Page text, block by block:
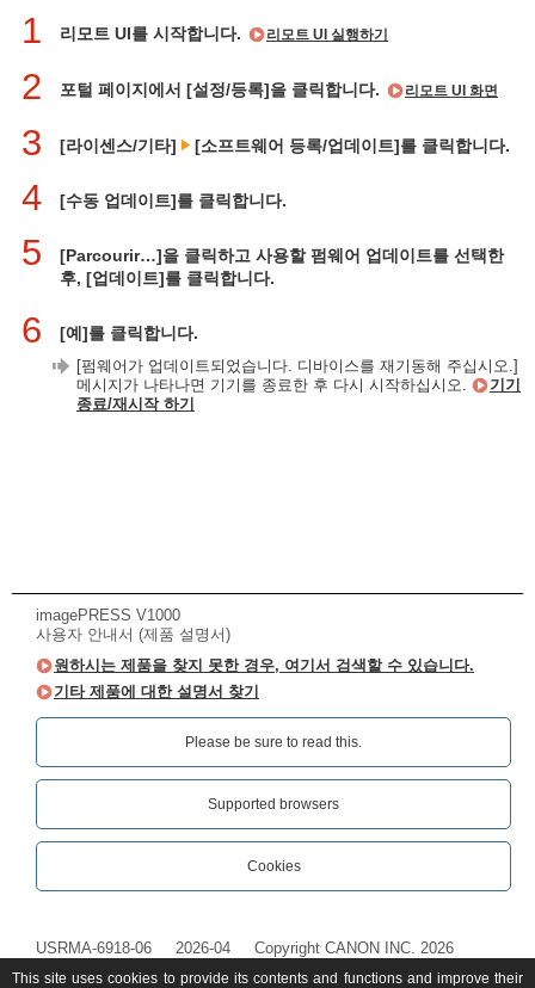
1 리모트 UI를 시작합니다. 리모트 UI 실행하기
2 포털 페이지에서 [설정/등록]을 클릭합니다. 리모트 UI 화면
3 [라이센스/기타] [소프트웨어 등록/업데이트]를 클릭합니다.
4 [수동 업데이트]를 클릭합니다.
5
[Parcourir…]을 클릭하고 사용할 펌웨어 업데이트를 선택한
후, [업데이트]를 클릭합니다.
6 [예]를 클릭합니다.
[펌웨어가 업데이트되었습니다. 디바이스를 재기동해 주십시오.]
메시지가 나타나면 기기를 종료한 후 다시 시작하십시오.
기기
종료/재시작 하기
imagePRESS V1000
사용자 안내서 (제품 설명서)
원하시는 제품을 찾지 못한 경우, 여기서 검색할 수 있습니다.
기타 제품에 대한 설명서 찾기
Please be sure to read this.‎
Supported browsers
Cookies
USRMA-6918-06 2026-04 Copyright CANON INC. 2026
This site uses cookies to provide its contents and functions and improve their